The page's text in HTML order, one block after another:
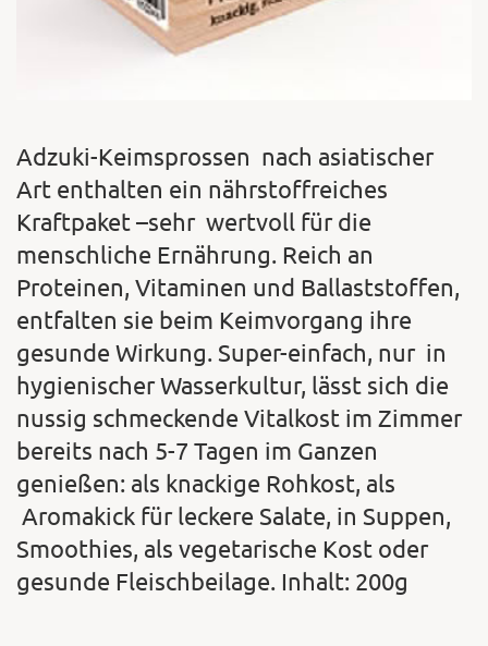
Adzuki-Keimsprossen nach asiatischer
Art enthalten ein nährstoffreiches
Kraftpaket –sehr wertvoll für die
menschliche Ernährung. Reich an
Proteinen, Vitaminen und Ballaststoffen,
entfalten sie beim Keimvorgang ihre
gesunde Wirkung. Super-einfach, nur in
hygienischer Wasserkultur, lässt sich die
nussig schmeckende Vitalkost im Zimmer
bereits nach 5-7 Tagen im Ganzen
genießen: als knackige Rohkost, als
Aromakick für leckere Salate, in Suppen,
Smoothies, als vegetarische Kost oder
gesunde Fleischbeilage. Inhalt: 200g